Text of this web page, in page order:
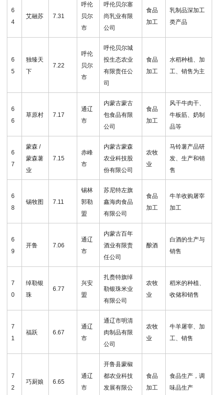
6
4
艾融苏 7.31
呼伦
贝尔
市
呼伦贝尔塞
尚乳业有限
公司
食品
加工
乳制品深加工
类产品
6
5
独臻天
下
7.22
呼伦
贝尔
市
呼伦贝尔城
投生态农业
有限责任公
司
食品
加工
水稻种植、加
工、销售为主
6
6
草原村 7.17
通辽
市
内蒙古蒙古
包食品有限
公司
食品
加工
风干牛肉干、
牛板筋、奶制
品等
6
7
蒙森 /
蒙森薯
业
7.15
赤峰
市
内蒙古蒙森
农业科技股
份有限公司
农牧
业
马铃薯产品研
发、生产和销
售
6
8
锡牧图 7.11
锡林
郭勒
盟
苏尼特左旗
鑫海肉食品
有限公司
食品
加工
牛羊收购屠宰
加工
6
9
开鲁 7.06
通辽
市
内蒙古百年
酒业有限责
任公司
酿酒
白酒的生产与
销售
7
0
绰勒银
珠
6.77
兴安
盟
扎赉特旗绰
勒银珠米业
有限公司
农牧
业
稻米的种植、
收储和销售
7
1
福跃 6.67
通辽
市
通辽市明清
肉制品有限
公司
农牧
业
牛羊屠宰、加
工、销售
7
2
巧厨娘 6.65
通辽
市
开鲁县蒙椒
都农业科技
发展有限公
食品
加工
食品生产，调
味品生产